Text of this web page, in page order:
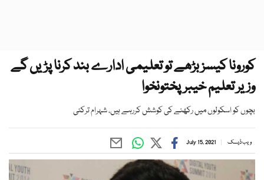
کورونا کیسز بڑھے تو تعلیمی ادارے بند کرنا پڑیں گے
وزیر تعلیم خیبرپختونخوا
بچوں کو اسکولوں میں رکھنے کی کوشش کررہے ہیں، شہرام ترکئی
ویب ڈیسک July 15, 2021